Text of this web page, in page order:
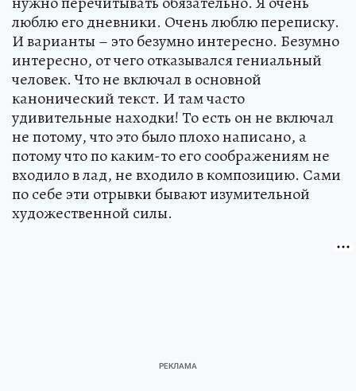
люблю его дневники. Очень люблю переписку.
И варианты – это безумно интересно. Безумно
интересно, от чего отказывался гениальный
человек. Что не включал в основной
канонический текст. И там часто
удивительные находки! То есть он не включал
не потому, что это было плохо написано, а
потому что по каким-то его соображениям не
входило в лад, не входило в композицию. Сами
по себе эти отрывки бывают изумительной
художественной силы.